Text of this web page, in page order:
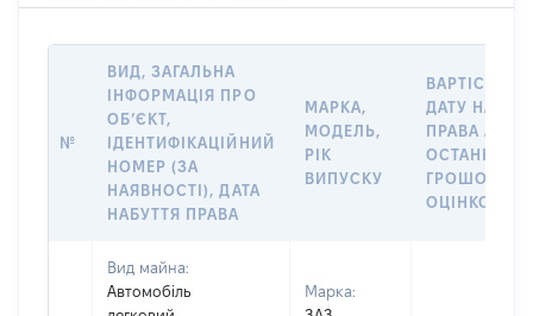
№
ВИД, ЗАГАЛЬНА
ІНФОРМАЦІЯ ПРО
ОБʼЄКТ,
ІДЕНТИФІКАЦІЙНИЙ
НОМЕР (ЗА
НАЯВНОСТІ), ДАТА
НАБУТТЯ ПРАВА
МАРКА,
МОДЕЛЬ,
РІК
ВИПУСКУ
ВАРТІСТЬ НА
ДАТУ
ПРАВА АБО
ГРОШОВОЮ
ОЦІНКОЮ,
Вид майна:
Автомобіль
Марка: